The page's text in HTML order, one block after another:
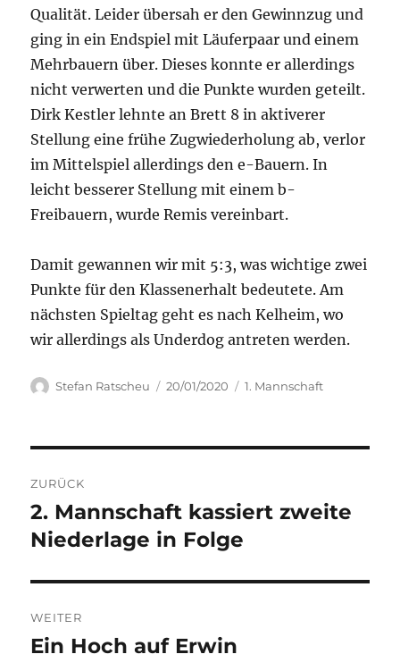
Qualität. Leider übersah er den Gewinnzug und
ging in ein Endspiel mit Läuferpaar und einem
Mehrbauern über. Dieses konnte er allerdings
nicht verwerten und die Punkte wurden geteilt.
Dirk Kestler lehnte an Brett 8 in aktiverer
Stellung eine frühe Zugwiederholung ab, verlor
im Mittelspiel allerdings den e-Bauern. In
leicht besserer Stellung mit einem b-
Freibauern, wurde Remis vereinbart.
Damit gewannen wir mit 5:3, was wichtige zwei
Punkte für den Klassenerhalt bedeutete. Am
nächsten Spieltag geht es nach Kelheim, wo
wir allerdings als Underdog antreten werden.
Autor
Stefan Ratscheu
Veröffentlicht
20/01/2020 Kategorien
1. Mannschaft
ZURÜCK
Vorheriger
Beitrag:
2. Mannschaft kassiert zweite
Niederlage in Folge
WEITER
Nächster
Ein Hoch auf Erwin